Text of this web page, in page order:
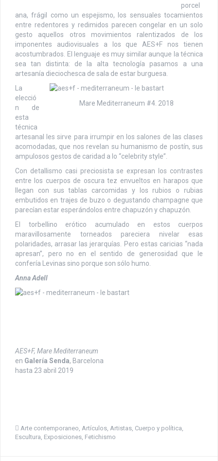
porcel
ana, frágil como un espejismo, los sensuales tocamientos
entre redentores y redimidos parecen congelar en un solo
gesto aquellos otros movimientos ralentizados de los
imponentes audiovisuales a los que AES+F nos tienen
acostumbrados. El lenguaje es muy similar aunque la técnica
sea tan distinta: de la alta tecnología pasamos a una
artesanía dieciochesca de sala de estar burguesa.
Mare Mediterraneum #4. 2018
La
elecció
n de
esta
técnica
artesanal les sirve para irrumpir en los salones de las clases
acomodadas, que nos revelan su humanismo de postín, sus
ampulosos gestos de caridad a lo “celebrity style”.
Con detallismo casi preciosista se expresan los contrastes
entre los cuerpos de oscura tez envueltos en harapos que
llegan con sus tablas carcomidas y los rubios o rubias
embutidos en trajes de buzo o degustando champagne que
parecían estar esperándolos entre chapuzón y chapuzón.
El torbellino erótico acumulado en estos cuerpos
maravillosamente torneados pareciera nivelar esas
polaridades, arrasar las jerarquías. Pero estas caricias “nada
apresan”, pero no en el sentido de generosidad que le
confería Levinas sino porque son sólo humo.
Anna Adell
AES+F, Mare Mediterraneum
en Galería Senda, Barcelona
hasta 23 abril 2019
Arte contemporaneo Artículos Artistas Cuerpo y política
Escultura Exposiciones Fetichismo